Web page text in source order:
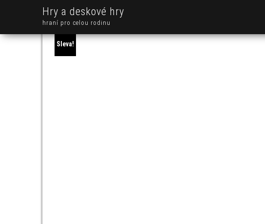
Hry a deskové hry
hraní pro celou rodinu
Sleva!